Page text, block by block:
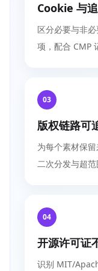
Cookie 与
区分必要与非
项，配合 CMP
03
版权链路可
为每个素材保
二次分发与超范
04
开源许可证
识别 MIT/